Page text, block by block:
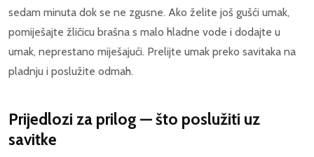
sedam minuta dok se ne zgusne. Ako želite još gušći umak,
pomiješajte žličicu brašna s malo hladne vode i dodajte u
umak, neprestano miješajući. Prelijte umak preko savitaka na
pladnju i poslužite odmah.
Prijedlozi za prilog — što poslužiti uz
savitke